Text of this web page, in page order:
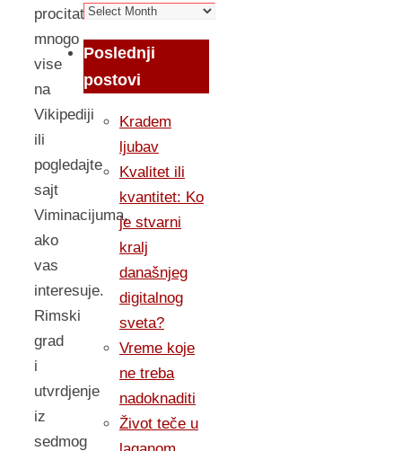
procitati
mnogo
vise
na
Vikipediji
ili
pogledajte
sajt
Viminacijuma,
ako
vas
interesuje.
Rimski
grad
i
utvrdjenje
iz
sedmog
Arhiva
Poslednji
postovi
Kradem
ljubav
Kvalitet ili
kvantitet: Ko
je stvarni
kralj
današnjeg
digitalnog
sveta?
Vreme koje
ne treba
nadoknaditi
Život teče u